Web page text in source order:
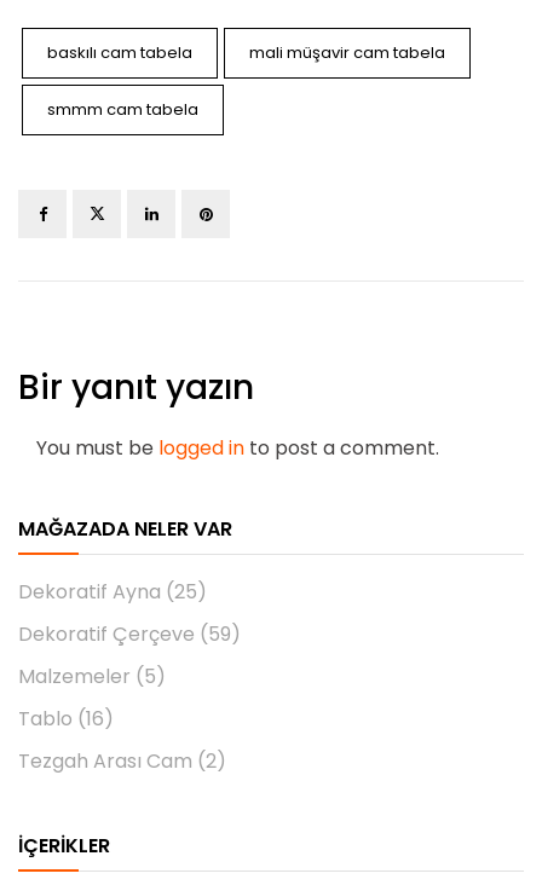
MAĞAZADA NELER VAR
Dekoratif Ayna (25)
Dekoratif Çerçeve (59)
Malzemeler (5)
Tablo (16)
Tezgah Arası Cam (2)
İÇERIKLER
baskılı cam tabela mali müşavir cam tabela
smmm cam tabela
Bir yanıt yazın
You must be logged in to post a comment.